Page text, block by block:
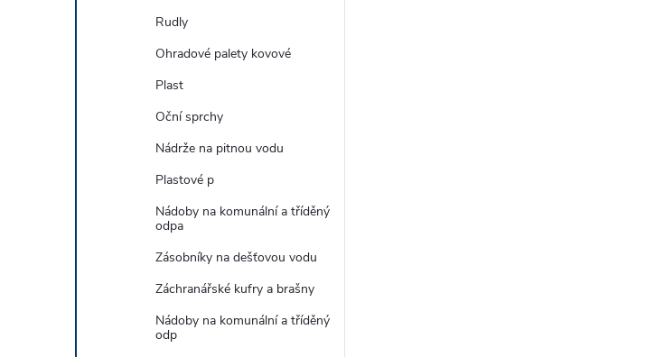
Rudly
Ohradové palety kovové
Plast
Oční sprchy
Nádrže na pitnou vodu
Plastové p
Nádoby na komunální a tříděný
odpa
Zásobníky na dešťovou vodu
Záchranářské kufry a brašny
Nádoby na komunální a tříděný
odp